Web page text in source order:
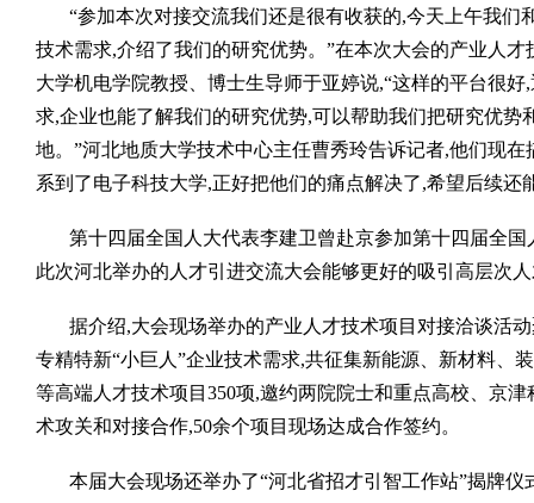
“参加本次对接交流我们还是很有收获的,今天上午我们
技术需求,介绍了我们的研究优势。”在本次大会的产业人
大学机电学院教授、博士生导师于亚婷说,“这样的平台很
求,企业也能了解我们的研究优势,可以帮助我们把研究优势
地。”河北地质大学技术中心主任曹秀玲告诉记者,他们现
系到了电子科技大学,正好把他们的痛点解决了,希望后续还
第十四届全国人大代表李建卫曾赴京参加第十四届全
此次河北举办的人才引进交流大会能够更好的吸引高层次
据介绍,大会现场举办的产业人才技术项目对接洽谈活
专精特新“小巨人”企业技术需求,共征集新能源、新材料、
等高端人才技术项目350项,邀约两院院士和重点高校、京
术攻关和对接合作,50余个项目现场达成合作签约。
本届大会现场还举办了“河北省招才引智工作站”揭牌